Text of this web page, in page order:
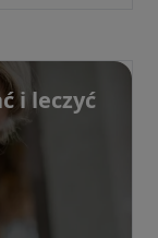
i leczyć